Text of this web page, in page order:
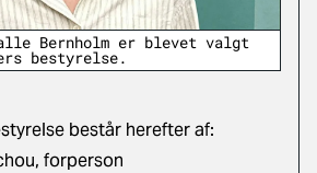
Bernholm er blevet valgt
bestyrelse.
består herefter af:
forperson